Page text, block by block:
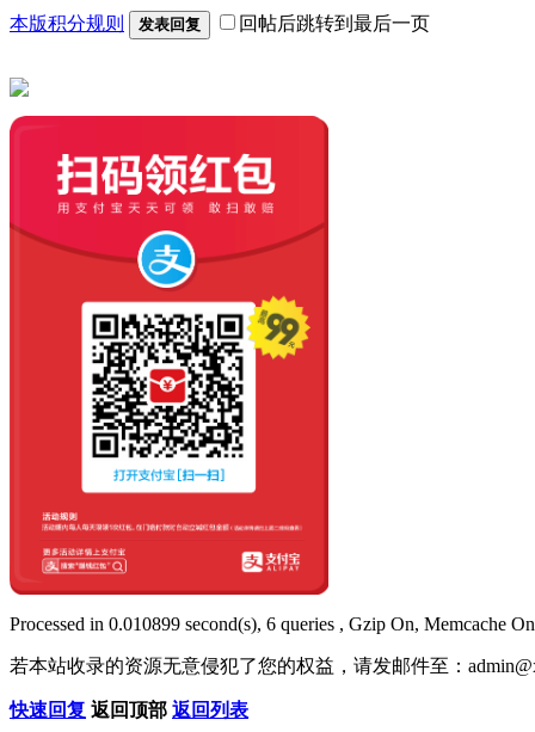
本版积分规则 发表回复 回帖后跳转到最后一页
Processed in 0.010899 second(s), 6 queries , Gzip On, Memcache
若本站收录的资源无意侵犯了您的权益，请发邮件至：
快速回复 返回顶部 返回列表